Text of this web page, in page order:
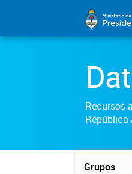
Recursos
República
Grupos